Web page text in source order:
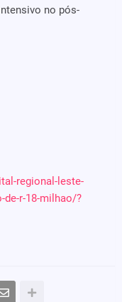
no pós-
regional-leste-
de-r-18-milhao/?